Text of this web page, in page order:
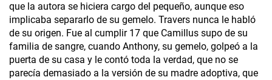
que la autora se hiciera cargo del pequeño, aunque eso
implicaba separarlo de su gemelo. Travers nunca le habló
de su origen. Fue al cumplir 17 que Camillus supo de su
familia de sangre, cuando Anthony, su gemelo, golpeó a la
puerta de su casa y le contó toda la verdad, que no se
parecía demasiado a la versión de su madre adoptiva, que